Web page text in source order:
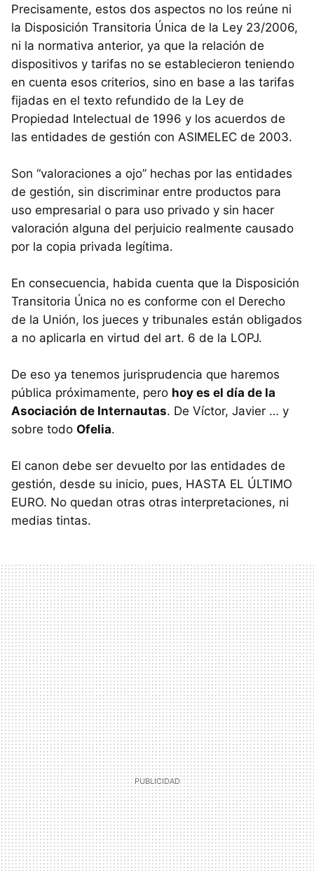
Precisamente, estos dos aspectos no los reúne ni
la Disposición Transitoria Única de la Ley 23/2006,
ni la normativa anterior, ya que la relación de
dispositivos y tarifas no se establecieron teniendo
en cuenta esos criterios, sino en base a las tarifas
fijadas en el texto refundido de la Ley de
Propiedad Intelectual de 1996 y los acuerdos de
las entidades de gestión con ASIMELEC de 2003.
Son “valoraciones a ojo” hechas por las entidades
de gestión, sin discriminar entre productos para
uso empresarial o para uso privado y sin hacer
valoración alguna del perjuicio realmente causado
por la copia privada legítima.
En consecuencia, habida cuenta que la Disposición
Transitoria Única no es conforme con el Derecho
de la Unión, los jueces y tribunales están obligados
a no aplicarla en virtud del art. 6 de la LOPJ.
De eso ya tenemos jurisprudencia que haremos
pública próximamente, pero hoy es el día de la
Asociación de Internautas. De Víctor, Javier … y
sobre todo Ofelia.
El canon debe ser devuelto por las entidades de
gestión, desde su inicio, pues, HASTA EL ÚLTIMO
EURO. No quedan otras otras interpretaciones, ni
medias tintas.